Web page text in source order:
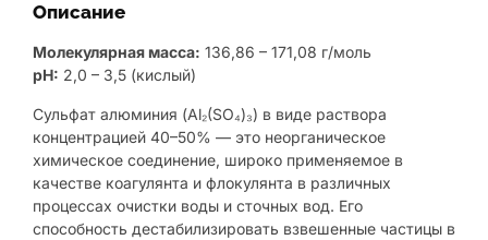
Описание
Молекулярная масса: 136,86 – 171,08 г/моль
pH: 2,0 – 3,5 (кислый)
Сульфат алюминия (Al₂(SO₄)₃) в виде раствора
концентрацией 40–50% — это неорганическое
химическое соединение, широко применяемое в
качестве коагулянта и флокулянта в различных
процессах очистки воды и сточных вод. Его
способность дестабилизировать взвешенные частицы в